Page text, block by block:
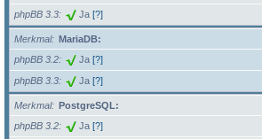
phpBB 3.3 Ja [?]
Merkmal
MariaDB:
phpBB 3.2
Ja [?]
phpBB 3.3 Ja [?]
Merkmal
PostgreSQL:
phpBB 3.2
Ja [?]